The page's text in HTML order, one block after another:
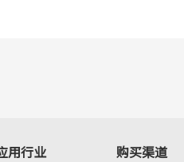
用行业 购买渠道